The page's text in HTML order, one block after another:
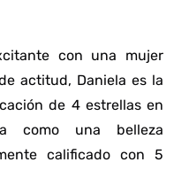
con una mujer
actitud, Daniela es la
de 4 estrellas en
como una belleza
calificado con 5